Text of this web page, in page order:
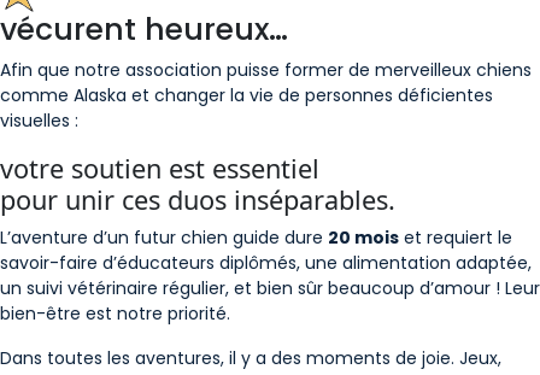
vécurent heureux…
Afin que notre association puisse former de merveilleux chiens
comme Alaska et changer la vie de personnes déficientes
visuelles :
votre soutien est essentiel
pour unir ces duos inséparables.
L’aventure d’un futur chien guide dure 20 mois et requiert le
savoir-faire d’éducateurs diplômés, une alimentation adaptée,
un suivi vétérinaire régulier, et bien sûr beaucoup d’amour ! Leur
bien-être est notre priorité.
Dans toutes les aventures, il y a des moments de joie. Jeux,